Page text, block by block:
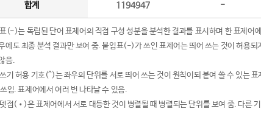
합계 1194947 -
(-)는 독립된 단어 표제어의 직접 구성 성분을 분석한 결과를 표시하며 한 표제어
에도 최종 분석 결과만 보여 줌. 붙임표(-)가 쓰인 표제어는 띄어 쓰는 것이 허용
음.
기 허용 기호(^)는 좌우의 단위를 서로 띄어 쓰는 것이 원칙이되 붙여 쓸 수 있는
임. 표제어에서 여러 번 나타날 수 있음.
점(•)은 표제어에서 서로 대등한 것이 병렬될 때 병렬되는 단위를 보여 줌. 다른